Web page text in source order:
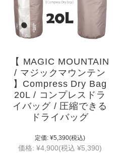
【 MAGIC MOUNTAIN
/ マジックマウンテン
】Compress Dry Bag
20L / コンプレスドラ
イバッグ / 圧縮できる
ドライバッグ
定価: ¥5,390(税込)
価格: ¥4,900(税込 ¥5,390)